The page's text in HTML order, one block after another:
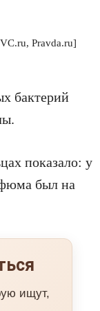
Pravda.ru]
бактерий
показало: у
был на
ищут,